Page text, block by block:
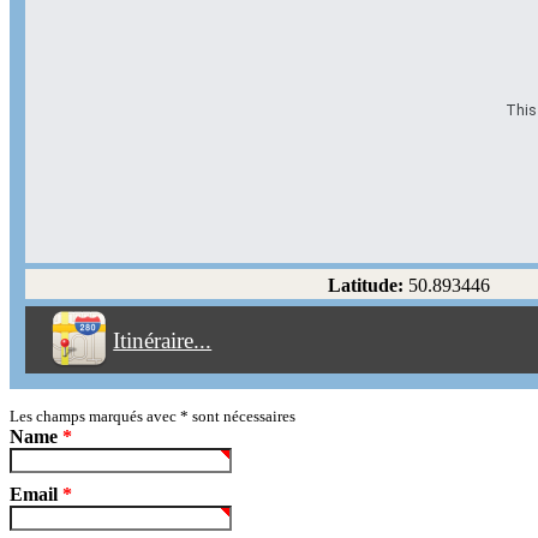
This
Latitude: 50.893446
Itinéraire...
Éviter les autoroutes
Éviter les péages
Partir! Reset
Les champs marqués avec * sont nécessaires
Name *
Email *